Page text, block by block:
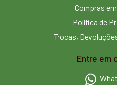
Compras
Política de
Trocas,
Entre em